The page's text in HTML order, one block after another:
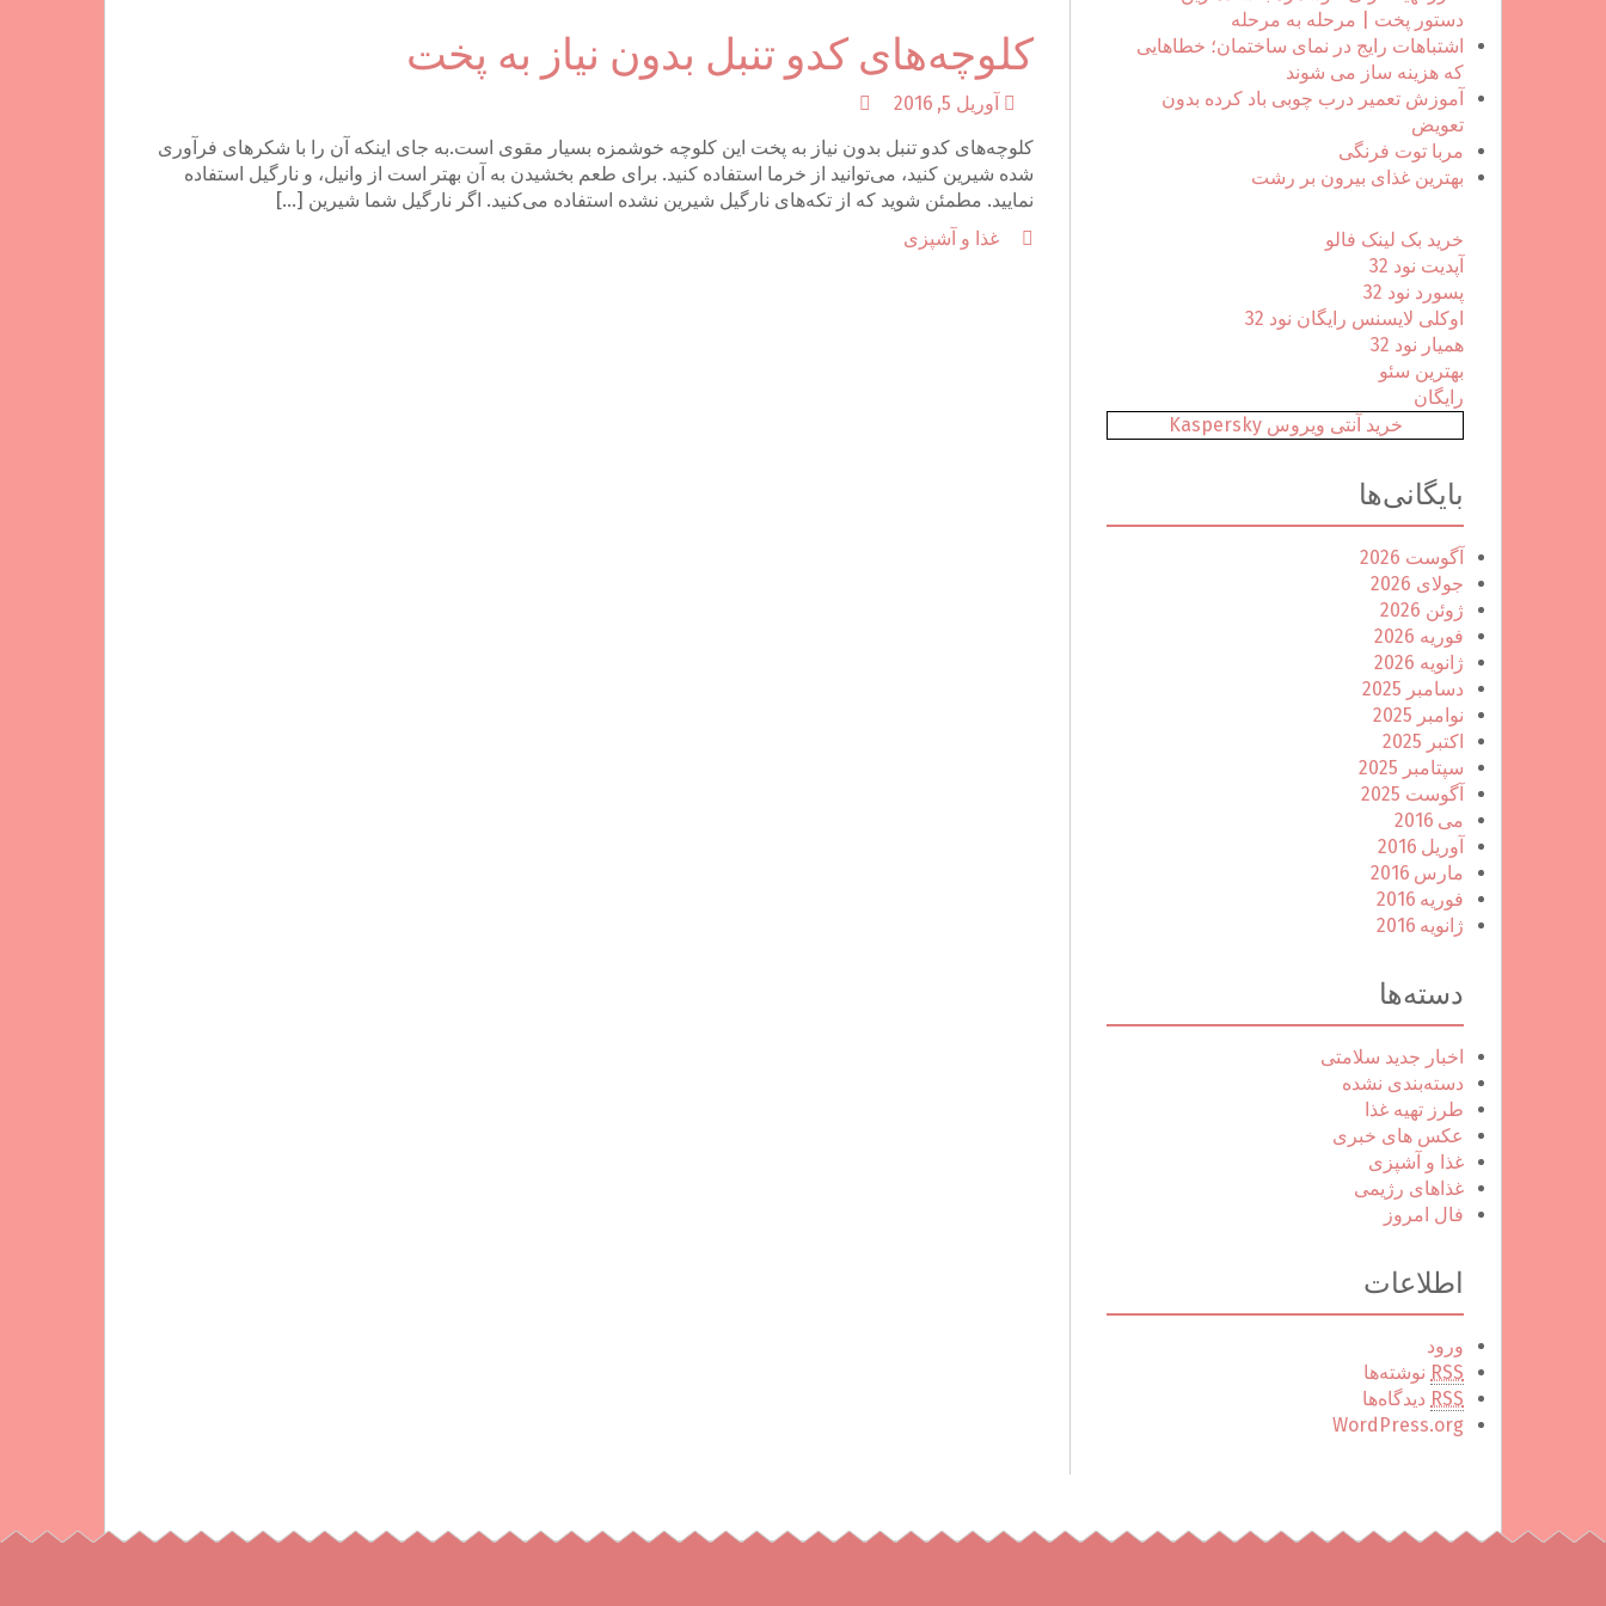
کلوچه‌های کدو تنبل بدون نیاز به پخت
آوریل 5, 2016
کلوچه‌های کدو تنبل بدون نیاز به پخت این کلوچه خوشمزه بسیار مقوی است.به جای اینکه آن را با شکرهای فرآوری
شده شیرین کنید، می‌توانید از خرما استفاده کنید. برای طعم بخشیدن به آن بهتر است از وانیل، و نارگیل استفاده
نمایید. مطمئن شوید که از تکه‌های نارگیل شیرین نشده استفاده می‌کنید. اگر نارگیل شما شیرین […]
غذا و آشپزی
ا
ی
:
دستور پخت | مرحله به مرحله
اشتباهات رایج در نمای ساختمان؛ خطاهایی
که هزینه ساز می شوند
آموزش تعمیر درب چوبی باد کرده بدون
تعویض
مربا توت فرنگی
بهترین غذای بیرون بر رشت
خرید بک لینک فالو
آپدیت نود 32
پسورد نود 32
اوکلی لایسنس رایگان نود 32
همیار نود 32
بهترین سئو
رایگان
خرید آنتی ویروس Kaspersky
بایگانی‌ها
آگوست 2026
جولای 2026
ژوئن 2026
فوریه 2026
ژانویه 2026
دسامبر 2025
نوامبر 2025
اکتبر 2025
سپتامبر 2025
آگوست 2025
می 2016
آوریل 2016
مارس 2016
فوریه 2016
ژانویه 2016
دسته‌ها
اخبار جدید سلامتی
دسته‌بندی نشده
طرز تهیه غذا
عکس های خبری
غذا و آشپزی
غذاهای رژیمی
فال امروز
اطلاعات
ورود
RSS نوشته‌ها
RSS دیدگاه‌ها
WordPress.org